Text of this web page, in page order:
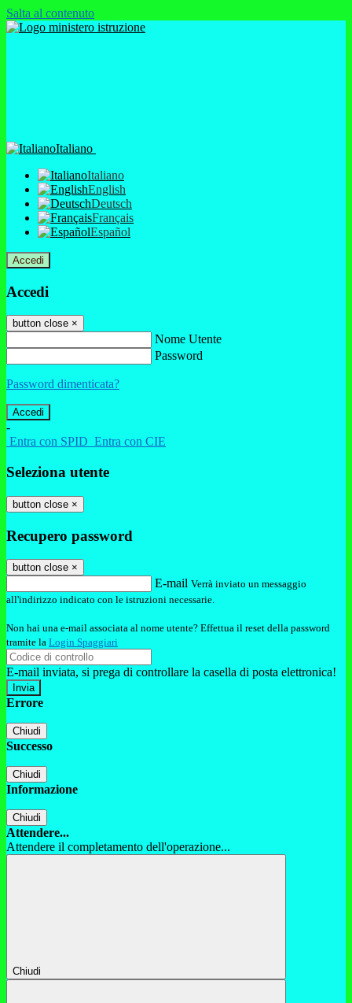
Salta al contenuto
Italiano
Italiano
English
Deutsch
Français
Español
Accedi
Accedi
button close ×
Nome Utente
Password
Password dimenticata?
-
Entra con SPID Entra con CIE
Seleziona utente
button close ×
Recupero password
button close ×
E-mail Verrà inviato un messaggio
all'indirizzo indicato con le istruzioni necessarie.
Non hai una e-mail associata al nome utente? Effettua il reset della password
tramite la Login Spaggiari
E-mail inviata, si prega di controllare la casella di posta elettronica!
Errore
Chiudi
Successo
Chiudi
Informazione
Chiudi
Attendere...
Attendere il completamento dell'operazione...
Chiudi